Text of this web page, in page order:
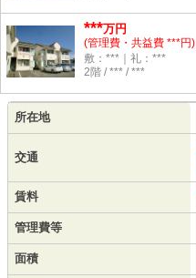
***万円
(管理費・共益費 ***円)
敷：***｜礼：***
2階 / *** / ***
所在地
交通
賃料
管理費等
面積